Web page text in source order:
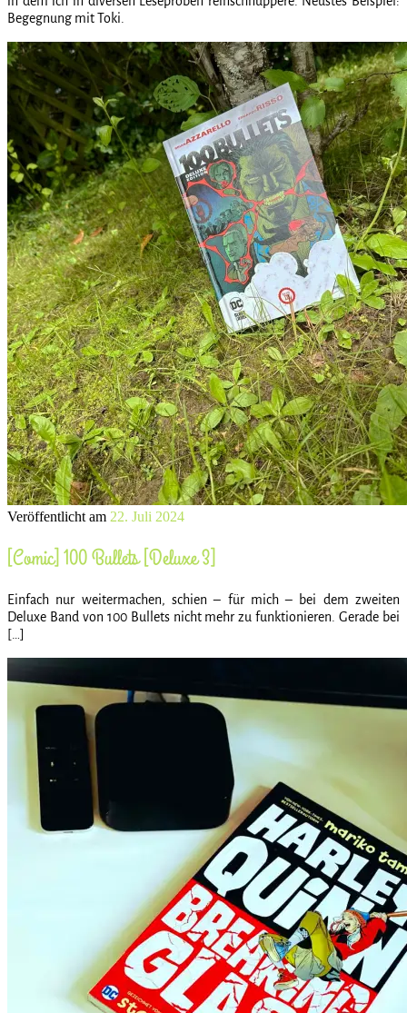
Begegnung mit Toki.
Veröffentlicht am 22. Juli 2024
[Comic] 100 Bullets [Deluxe 3]
Einfach nur weitermachen, schien – für mich – bei dem zweiten
Deluxe Band von 100 Bullets nicht mehr zu funktionieren. Gerade bei
[…]